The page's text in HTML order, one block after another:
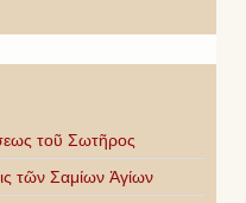
τοῦ Σωτῆρος
τῶν Σαμίων Ἁγίων